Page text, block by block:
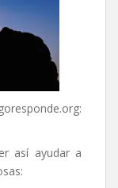
:
así ayudar a